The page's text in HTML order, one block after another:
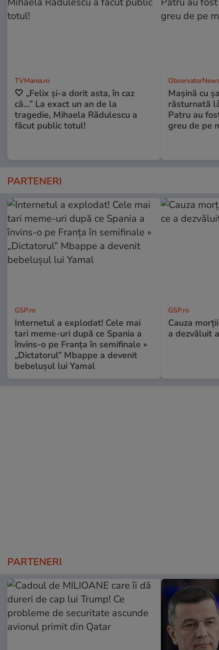
TVMania.ro
🤍 „Felix și-a dorit asta, în caz
că…” La exact un an de la
tragedie, Mihaela Rădulescu a
făcut public totul!
Maşină cu
răsturnată
Patru au
greu de pe
PARTENERI
GSP.ro
Internetul a explodat! Cele mai
tari meme-uri după ce Spania a
învins-o pe Franța în semifinale »
„Dictatorul” Mbappe a devenit
bebelușul lui Yamal
GSP.ro
Cauza
a dezvăluit
PARTENERI